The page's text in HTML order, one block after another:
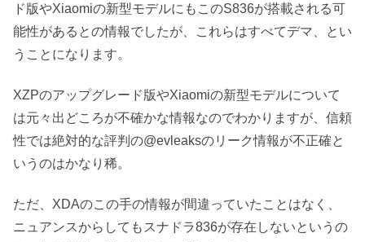
ド版やXiaomiの新型モデルにもこのS836が搭載される可
能性があるとの情報でしたが、これらはすべてデマ、とい
うことになります。
XZPのアップグレード版やXiaomiの新型モデルについて
は元々出どころが不確かな情報なのでわかりますが、信頼
性では絶対的な評判の@evleaksのリーク情報が不正確と
いうのはかなり稀。
ただ、XDAのこの手の情報が間違っていたことはなく、
ニュアンスからしてもスナドラ836が存在しないというの